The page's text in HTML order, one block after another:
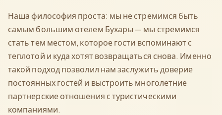
Наша философия проста: мы не стремимся быть
самым большим отелем Бухары — мы стремимся
стать тем местом, которое гости вспоминают с
теплотой и куда хотят возвращаться снова. Именно
такой подход позволил нам заслужить доверие
постоянных гостей и выстроить многолетние
партнерские отношения с туристическими
компаниями.